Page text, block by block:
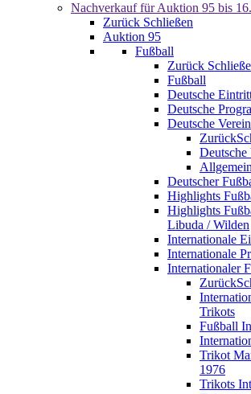
Nachverkauf für Auktion 95 bis
Zurück Schließen
Auktion 95
Fußball
Zurück
Fußball
Deutsche
Deutsche
Deutsche
Zurück
Deutsche
Allgemein
Deutscher
Highlights
Highlights
Libuda / Wilden
Internationale
Internationale
Internationaler
Zurück
Trikots
Fußball
Trikot
1976
Trikots